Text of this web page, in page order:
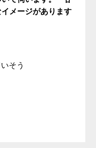
メージがあります
そう